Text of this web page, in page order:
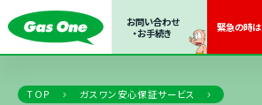
お問い合わせ
・お手続き
緊急の時は
TOP ガスワン安心保証サービス